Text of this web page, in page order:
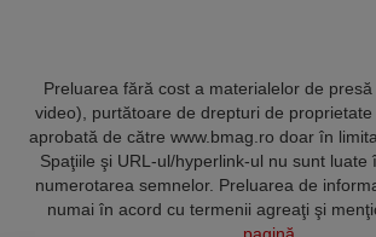
Preluarea fără cost a materialelor de
video), purtătoare de drepturi de
aprobată de către www.bmag.ro doar în
Spaţiile şi URL-ul/hyperlink-ul nu sunt luate
numerotarea semnelor. Preluarea de
numai în acord cu termenii agreaţi şi
pagină